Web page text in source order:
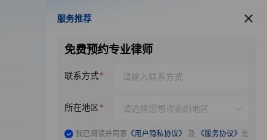
服务推荐
服务推荐
免费预约专业律师
联系方式
所在地区
我已阅读并同意 《用户隐私协议》 及 《服务协议》 允